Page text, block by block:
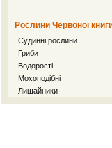
Рослини Червоної
Судинні рослини
Гриби
Водорості
Мохоподібні
Лишайники